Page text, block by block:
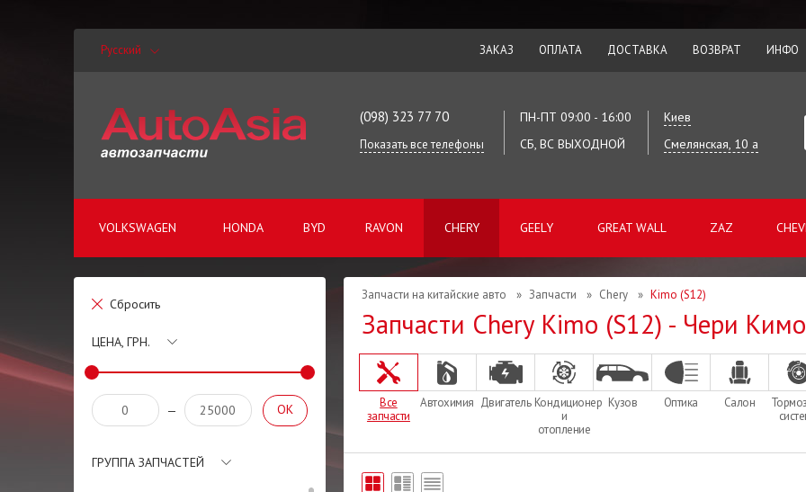
Русский ЗАКАЗ ОПЛАТА ДОСТАВКА ВОЗВРАТ ИНФО
(098) 323 77 70
Показать все телефоны
ПН-ПТ 09:00 - 16:00
СБ, ВС ВЫХОДНОЙ
Киев
Смелянская, 10 а
VOLKSWAGEN HONDA BYD RAVON CHERY GEELY GREAT WALL ZAZ
Сбросить
ЦЕНА, ГРН.
— OK
ГРУППА ЗАПЧАСТЕЙ
Запчасти на китайские авто » Запчасти » Chery » Kimo (S12)
Запчасти Chery Kimo (S12) - Чери
Все
запчасти
Автохимия Двигатель Кондиционер
и
отопление
Кузов Оптика Салон